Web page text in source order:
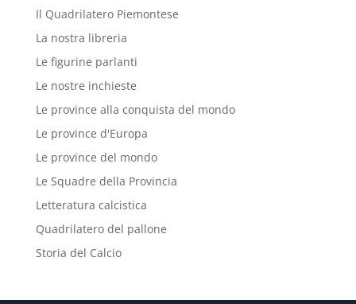
Il Quadrilatero Piemontese
La nostra libreria
Le figurine parlanti
Le nostre inchieste
Le province alla conquista del mondo
Le province d'Europa
Le province del mondo
Le Squadre della Provincia
Letteratura calcistica
Quadrilatero del pallone
Storia del Calcio